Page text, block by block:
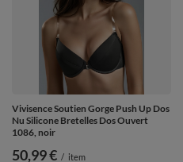
Vivisence Soutien Gorge Push Up Dos
Nu Silicone Bretelles Dos Ouvert
1086, noir
50,99 € / item